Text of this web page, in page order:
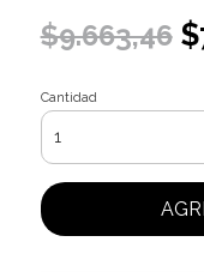
$9.663,46
Cantidad